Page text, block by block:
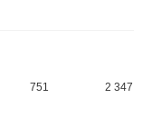
751 2 347